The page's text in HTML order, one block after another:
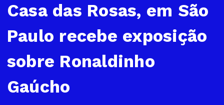
Casa das Rosas, em São
Paulo recebe exposição
sobre Ronaldinho
Gaúcho